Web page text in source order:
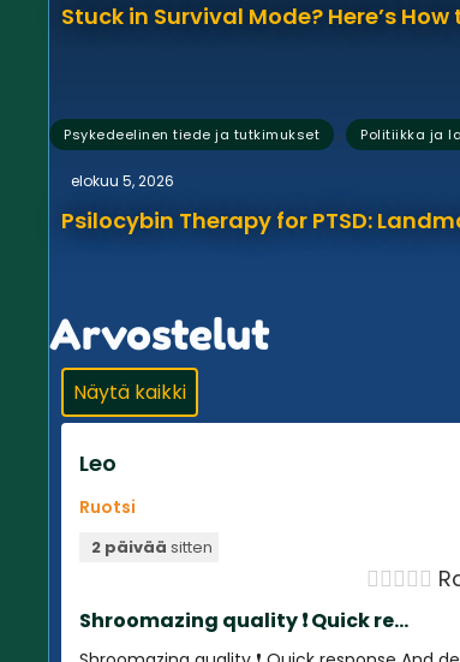
Stuck in Survival Mode? Here’s
Psykedeelinen tiede ja tutkimukset , Politiikka ja
elokuu 5, 2026
Psilocybin Therapy for PTSD:
Arvostelut
Näytä kaikki
Leo
Ruotsi
2 päivää sitten

Shroomazing quality ❗️ Quick re...